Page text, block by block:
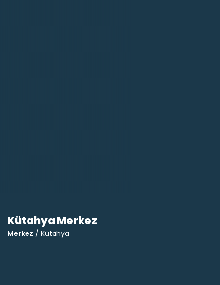
Kütahya Merkez
Merkez / Kütahya